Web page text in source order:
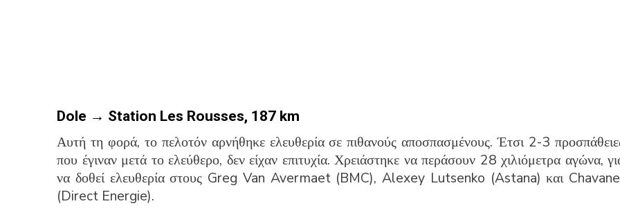
Dole → Station Les Rousses, 187 km
Αυτή τη φορά, το πελοτόν αρνήθηκε ελευθερία σε πιθανούς αποσπασμένους. Έτσι 2-3
που έγιναν μετά το ελεύθερο, δεν είχαν επιτυχία. Χρειάστηκε να περάσουν 28 χιλιόμετρα αγώνα,
να δοθεί ελευθερία στους Greg Van Avermaet (BMC), Alexey Lutsenko (Astana) και
(Direct Energie).